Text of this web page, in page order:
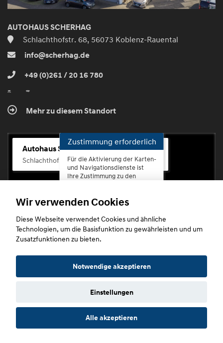
AUTOHAUS SCHERHAG
Schlachthofstr. 68, 56073 Koblenz-Rauental
info@scherhag.de
+49 (0)261 / 20 16 780
Mehr zu diesem Standort
Autohaus Scherhag
Schlachthofstr. 68, 56073 Koblenz-Rauental
Zustimmung erforderlich
Für die Aktivierung der Karten-
und Navigationsdienste ist
Ihre Zustimmung zu den
erforderlich.
Zustimmen
Copyright © 2026. Autohaus Scherhag
Datenschutz Impressum
Wir verwenden Cookies
Diese Webseite verwendet Cookies und ähnliche
Technologien, um die Basisfunktion zu gewährleisten und um
Zusatzfunktionen zu bieten.
Notwendige akzeptieren
Einstellungen
Alle akzeptieren